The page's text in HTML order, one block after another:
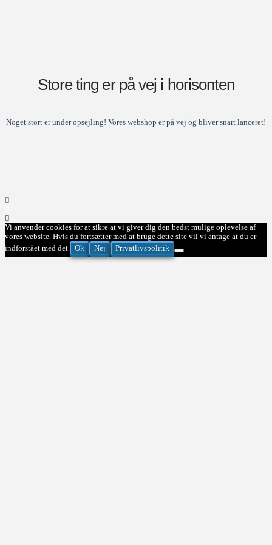
Store ting er på vej i horisonten
Noget stort er under opsejling! Vores webshop er på vej og bliver snart lanceret!
Vi anvender cookies for at sikre at vi giver dig den bedst mulige oplevelse af
vores website. Hvis du fortsætter med at bruge dette site vil vi antage at du er
indforstået med det. Ok Nej Privatlivspolitik